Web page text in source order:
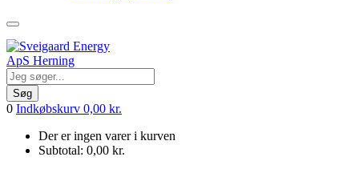
Søg
0 Indkøbskurv 0,00 kr.
Der er ingen varer i kurven
Subtotal: 0,00 kr.